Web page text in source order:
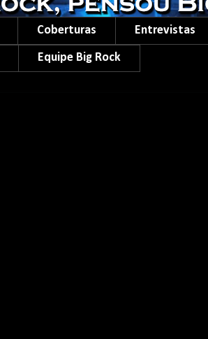
Coberturas Entrevistas
Equipe Big Rock